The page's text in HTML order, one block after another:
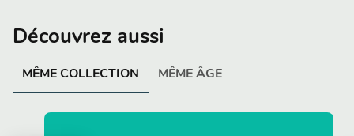
Découvrez aussi
MÊME COLLECTION MÊME ÂGE